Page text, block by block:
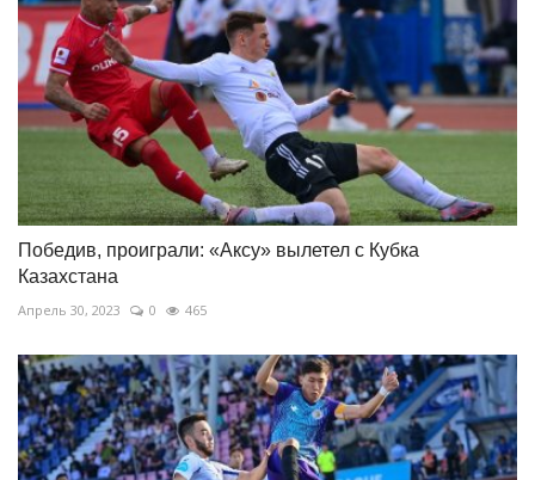
Победив, проиграли: «Аксу» вылетел с Кубка
Казахстана
Апрель 30, 2023 0 465